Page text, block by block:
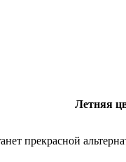
Летняя
прекрасной